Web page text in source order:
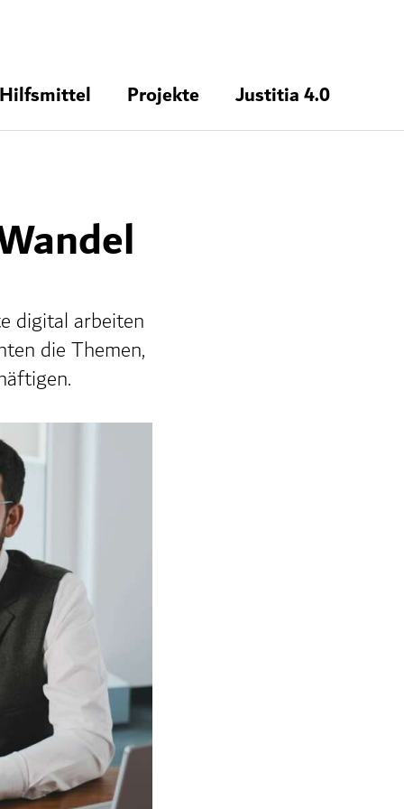
Hilfsmittel Projekte Justitia 4.0
digital arbeiten
die Themen,